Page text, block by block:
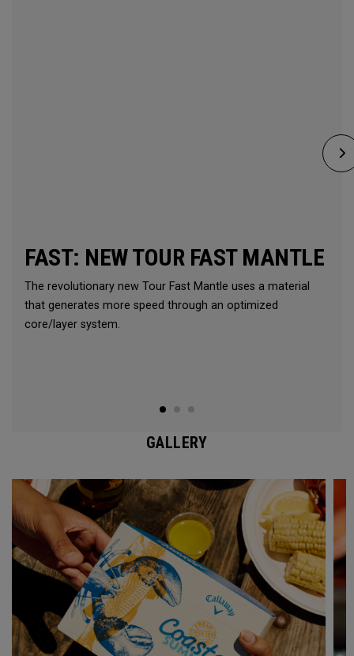
FAST: NEW TOUR FAST MANTLE
The revolutionary new Tour Fast Mantle uses a material
that generates more speed through an optimized
core/layer system.
GALLERY